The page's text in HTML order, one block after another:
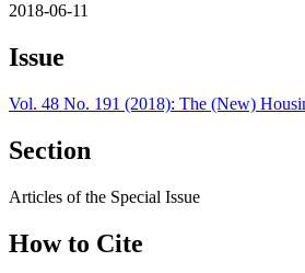
2018-06-11
Issue
Vol. 48 No. 191 (2018): The (New)
Section
Articles of the Special Issue
How to Cite